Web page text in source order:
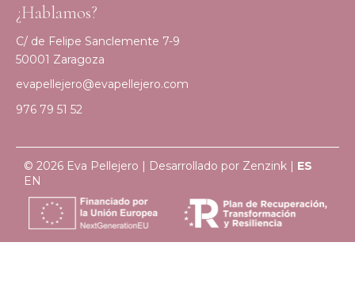
¿Hablamos?
C/ de Felipe Sanclemente 7-9
50001 Zaragoza
evapellejero@evapellejero.com
976 79 51 52
© 2026 Eva Pellejero | Desarrollado por Zenzink | ES
EN